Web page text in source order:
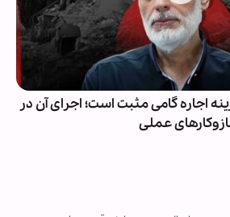
اجاره گامی مثبت است؛ اجرای آن در
عملی